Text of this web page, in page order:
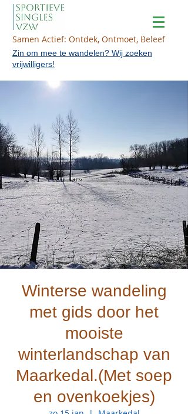
Samen Actief: Ontdek, Ontmoet, Beleef
Zin om mee te wandelen? Wij zoeken
vrijwilligers!
Winterse wandeling
met gids door het
mooiste
winterlandschap van
Maarkedal.(Met soep
en ovenkoekjes)